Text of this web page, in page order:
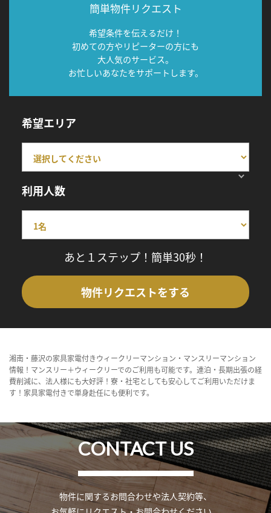
簡単物件リクエスト
希望条件を伝えるだけ！
初めての方やリピーターの方にも
大人気のサービス。
お忙しいあなたをサポートします。
希望エリア
利用人数
あと１ステップ！簡単30秒！
物件リクエストをする
湘南・藤沢の家具家電付きウィークリーマンション・マンスリーマンション
情報！マンスリー＋ウィークリーでのご利用も可能です。連泊・長期出張の経
費削減に、法人様にも大好評！寮・社宅としても安心してご利用いただけま
す！家具家電付きで単身赴任にも便利です。
CONTACT US
物件に関するお問合わせや法人契約等、